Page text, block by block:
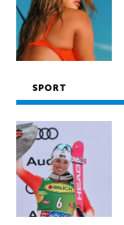
SPORT